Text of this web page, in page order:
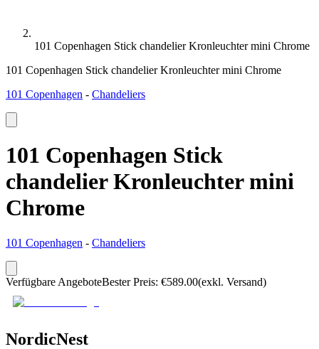
101 Copenhagen Stick chandelier Kronleuchter mini Chrome
101 Copenhagen Stick chandelier Kronleuchter mini Chrome
101 Copenhagen - Chandeliers
101 Copenhagen Stick
chandelier Kronleuchter mini
Chrome
101 Copenhagen - Chandeliers
Verfügbare AngeboteBester Preis: €589.00(exkl. Versand)
NordicNest